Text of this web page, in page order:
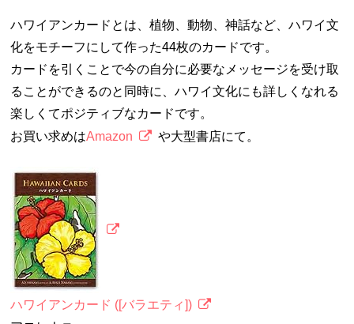
ハワイアンカードとは、植物、動物、神話など、ハワイ文
化をモチーフにして作った44枚のカードです。
カードを引くことで今の自分に必要なメッセージを受け取
ることができるのと同時に、ハワイ文化にも詳しくなれる
楽しくてポジティブなカードです。
お買い求めはAmazon や大型書店にて。
ハワイアンカード ([バラエティ])